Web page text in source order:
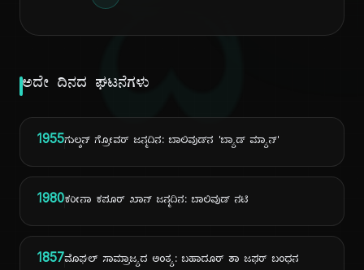
ದಿ
ಅದೇ ದಿನದ ಘಟನೆಗಳು
1955ಗುಲ್ಶನ್ ಗ್ರೋವರ್ ಜನ್ಮದಿನ: ಬಾಲಿವುಡ್‌ನ 'ಬ್ಯಾಡ್ ಮ್ಯಾನ್'
1980ಕರೀನಾ ಕಪೂರ್ ಖಾನ್ ಜನ್ಮದಿನ: ಬಾಲಿವುಡ್ ನಟಿ
1857ಮೊಘಲ್ ಸಾಮ್ರಾಜ್ಯದ ಅಂತ್ಯ: ಬಹಾದೂರ್ ಶಾ ಜಫರ್ ಬಂಧನ